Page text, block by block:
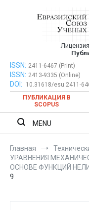
Евразийский Союз
ISSN: 2411-6467 (Print)
ISSN: 2413-9335 (Online)
DOI:
10.31618/esu.2411-
ПУБЛИКАЦИЯ В
SCOPUS
MENU
Главная
УРАВНЕНИЯ
ОСНОВЕ ФУНКЦИЙ
9